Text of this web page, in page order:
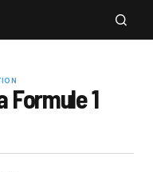
Formule 1